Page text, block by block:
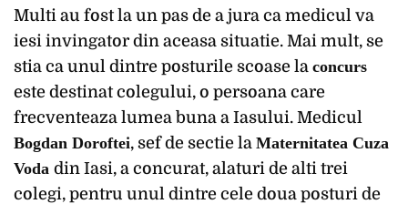
Multi au fost la un pas de a jura ca medicul va
iesi invingator din aceasa situatie. Mai mult, se
stia ca unul dintre posturile scoase la concurs
este destinat colegului, o persoana care
frecventeaza lumea buna a Iasului. Medicul
Bogdan Doroftei, sef de sectie la Maternitatea Cuza
Voda din Iasi, a concurat, alaturi de alti trei
colegi, pentru unul dintre cele doua posturi de